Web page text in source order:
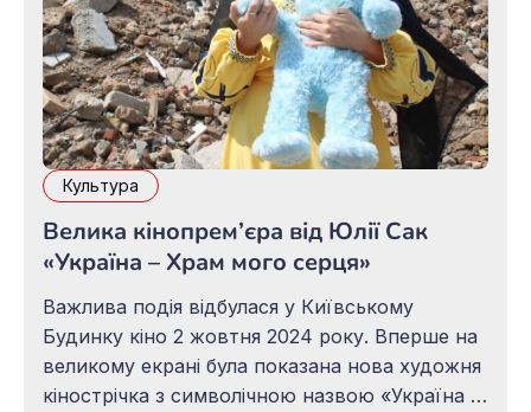
Культура
Велика кінопрем’єра від Юлії Сак
«Україна – Храм мого серця»
Важлива подія відбулася у Київському
Будинку кіно 2 жовтня 2024 року. Вперше на
великому екрані була показана нова художня
кінострічка з символічною назвою «Україна –